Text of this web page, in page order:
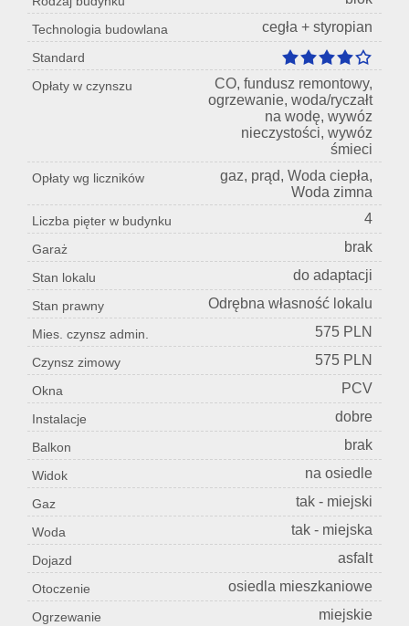
Technologia budowlana cegła + styropian
Standard
Opłaty w czynszu
CO, fundusz remontowy,
ogrzewanie, woda/ryczałt
na wodę, wywóz
nieczystości, wywóz
śmieci
Opłaty wg liczników
gaz, prąd, Woda ciepła,
Woda zimna
Liczba pięter w budynku 4
Garaż brak
Stan lokalu do adaptacji
Stan prawny Odrębna własność lokalu
Mies. czynsz admin. 575 PLN
Czynsz zimowy 575 PLN
Okna PCV
Instalacje dobre
Balkon brak
Widok na osiedle
Gaz tak - miejski
Woda tak - miejska
Dojazd asfalt
Otoczenie osiedla mieszkaniowe
Ogrzewanie miejskie